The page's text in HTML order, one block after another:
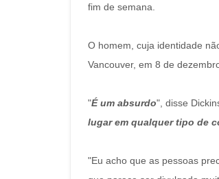
fim de semana.
O homem, cuja identidade
Vancouver, em 8 de
"É um absurdo", disse
lugar em qualquer tipo de
"Eu acho que as pessoas